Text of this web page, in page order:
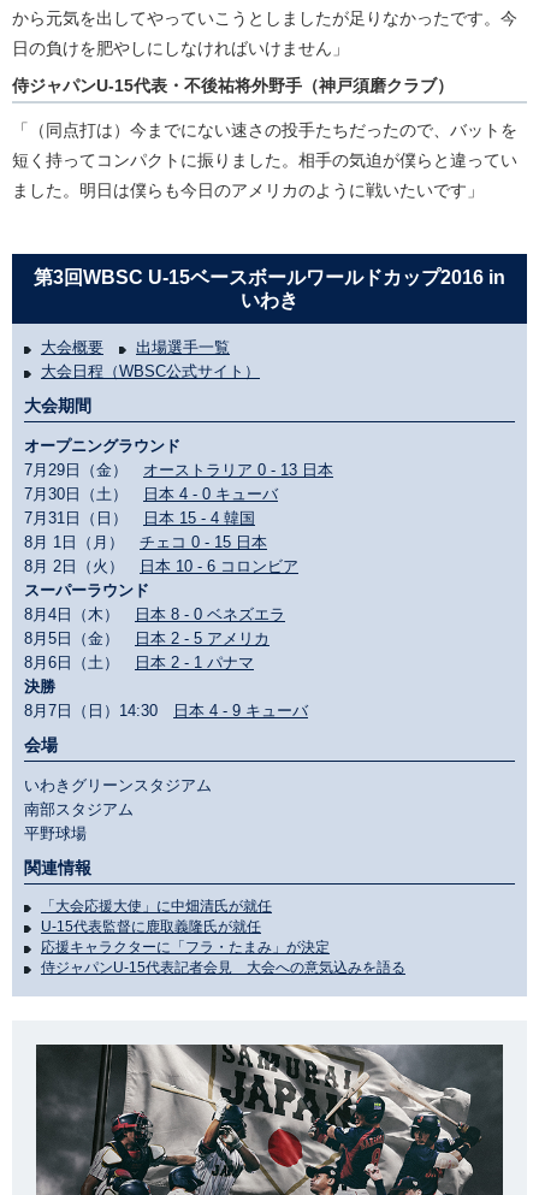
から元気を出してやっていこうとしましたが足りなかったです。今
日の負けを肥やしにしなければいけません」
侍ジャパンU-15代表・不後祐将外野手（神戸須磨クラブ）
「（同点打は）今までにない速さの投手たちだったので、バットを
短く持ってコンパクトに振りました。相手の気迫が僕らと違ってい
ました。明日は僕らも今日のアメリカのように戦いたいです」
第3回WBSC U-15ベースボールワールドカップ2016 in
いわき
大会概要
出場選手一覧
大会日程（WBSC公式サイト）
大会期間
オープニングラウンド
7月29日（金） オーストラリア 0 - 13 日本
7月30日（土）
日本 4 - 0 キューバ
7月31日（日）
日本 15 - 4 韓国
8月 1日（月） チェコ 0 - 15 日本
8月 2日（火）
日本 10 - 6 コロンビア
スーパーラウンド
8月4日（木）
日本 8 - 0 ベネズエラ
8月5日（金）
日本 2 - 5 アメリカ
8月6日（土）
日本 2 - 1 パナマ
決勝
8月7日（日）14:30
日本 4 - 9 キューバ
会場
いわきグリーンスタジアム
南部スタジアム
平野球場
関連情報
「大会応援大使」に中畑清氏が就任
U-15代表監督に鹿取義隆氏が就任
応援キャラクターに「フラ・たまみ」が決定
侍ジャパンU-15代表記者会見 大会への意気込みを語る